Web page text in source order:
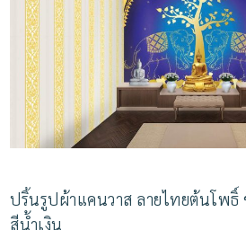
ปริ้นรูปผ้าแคนวาส ลายไทยต้นโพธิ์
สีน้ำเงิน